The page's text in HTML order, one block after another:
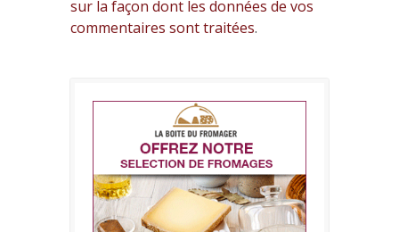
sur la façon dont les données de vos
commentaires sont traitées.